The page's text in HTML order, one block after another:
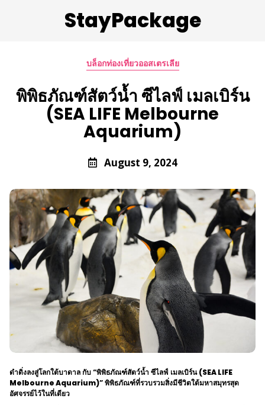
StayPackage
บล็อกท่องเที่ยวออสเตรเลีย
พิพิธภัณฑ์สัตว์น้ำ ซีไลฟ์ เมลเบิร์น
(SEA LIFE Melbourne
Aquarium)
August 9, 2024
ดำดิ่งลงสู่โลกใต้บาดาล กับ “พิพิธภัณฑ์สัตว์น้ำ ซีไลฟ์ เมลเบิร์น(SEA LIFE
Melbourne Aquarium)” พิพิธภัณฑ์ที่รวบรวมสิ่งมีชีวิตใต้มหาสมุทรสุด
อัศจรรย์ไว้ในที่เดียว